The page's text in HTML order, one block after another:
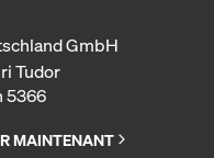
GmbH
Tudor
5366
MAINTENANT